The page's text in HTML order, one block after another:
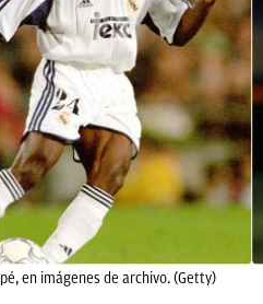
en imágenes de archivo. (Getty)